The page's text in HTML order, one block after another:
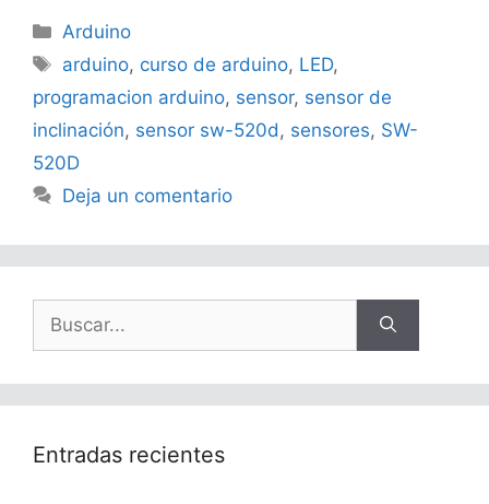
Categorías
Arduino
Etiquetas
arduino, curso de arduino, LED,
programacion arduino, sensor, sensor de
inclinación, sensor sw-520d , sensores, SW-
520D
Deja un comentario
Entradas recientes